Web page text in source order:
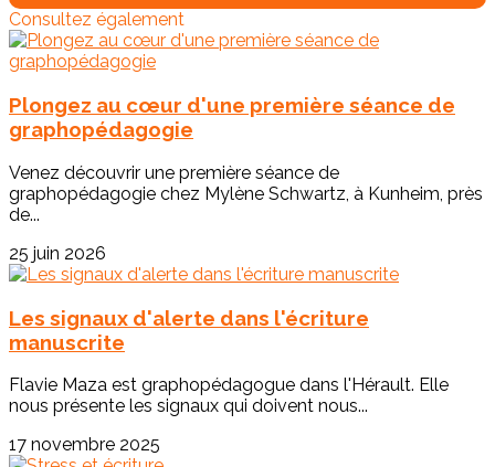
Consultez également
Plongez au cœur d'une première séance de
graphopédagogie
Venez découvrir une première séance de
graphopédagogie chez Mylène Schwartz, à Kunheim, près
de...
25 juin 2026
Les signaux d'alerte dans l'écriture
manuscrite
Flavie Maza est graphopédagogue dans l'Hérault. Elle
nous présente les signaux qui doivent nous...
17 novembre 2025